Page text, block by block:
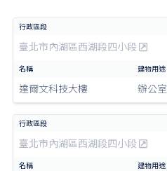
臺北市內湖區西湖段四小段
達爾文科技大樓 辦公室
臺北市內湖區西湖段四小段